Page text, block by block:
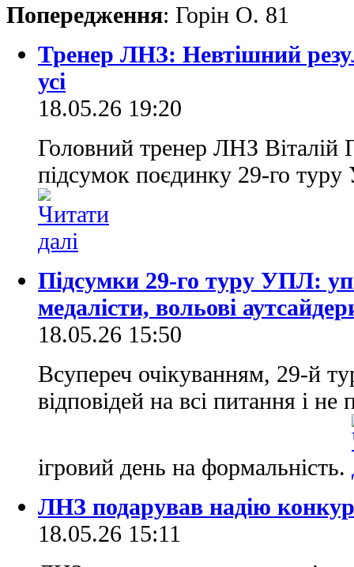
Попередження: Горін О. 81
Тренер ЛНЗ: Невтішний
усі
18.05.26 19:20
Головний тренер ЛНЗ Віталій
підсумок поєдинку 29-го
Підсумки 29-го туру УПЛ:
медалісти, вольові
18.05.26 15:50
Всупереч очікуванням, 29-й
відповідей на всі питання і
ігровий день на формальність.
ЛНЗ подарував надію
18.05.26 15:11